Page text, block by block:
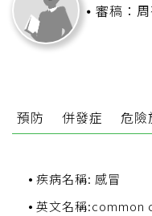
審稿：
預防 併發症 危險
疾病名稱: 感冒
英文名稱:common